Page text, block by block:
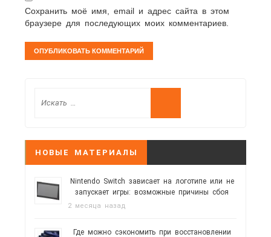
Сохранить моё имя, email и адрес сайта в этом
браузере для последующих моих комментариев.
НОВЫЕ МАТЕРИАЛЫ
Nintendo Switch зависает на логотипе или не
запускает игры: возможные причины сбоя
2 месяца назад
Где можно сэкономить при восстановлении